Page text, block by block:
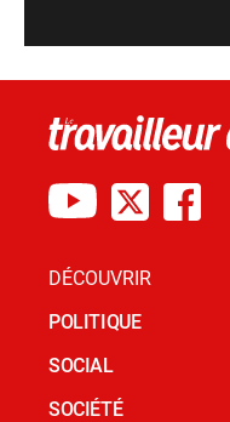
DÉCOUVRIR
POLITIQUE
SOCIAL
SOCIÉTÉ